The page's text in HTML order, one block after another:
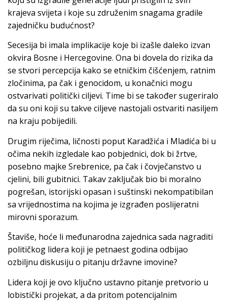
krajeva svijeta i koje su združenim snagama gradile
zajedničku budućnost?
Secesija bi imala implikacije koje bi izašle daleko izvan
okvira Bosne i Hercegovine. Ona bi dovela do rizika da
se stvori percepcija kako se etničkim čišćenjem, ratnim
zločinima, pa čak i genocidom, u konačnici mogu
ostvarivati politički ciljevi. Time bi se također sugeriralo
da su oni koji su takve ciljeve nastojali ostvariti nasiljem
na kraju pobijedili.
Drugim riječima, ličnosti poput Karadžića i Mladića bi u
očima nekih izgledale kao pobjednici, dok bi žrtve,
posebno majke Srebrenice, pa čak i čovječanstvo u
cjelini, bili gubitnici. Takav zaključak bio bi moralno
pogrešan, istorijski opasan i suštinski nekompatibilan
sa vrijednostima na kojima je izgrađen poslijeratni
mirovni sporazum.
Štaviše, hoće li međunarodna zajednica sada nagraditi
političkog lidera koji je petnaest godina odbijao
ozbiljnu diskusiju o pitanju državne imovine?
Lidera koji je ovo ključno ustavno pitanje pretvorio u
lobistički projekat, a da pritom potencijalnim